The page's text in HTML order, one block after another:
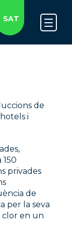
SAT
de
i
privades
de
per la seva
clor en un